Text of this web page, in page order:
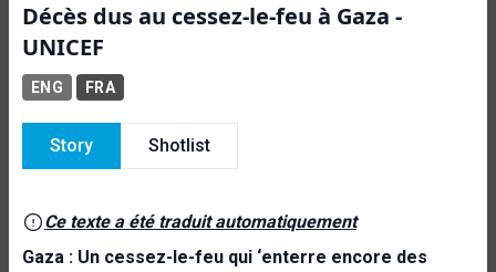
Décès dus au cessez-le-feu à Gaza -
UNICEF
ENG FRA
Story Shotlist
Ce texte a été traduit automatiquement
Gaza : Un cessez-le-feu qui ‘enterre encore des